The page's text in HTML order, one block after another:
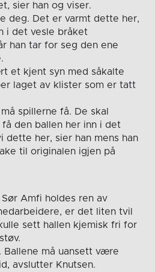
sier han og viser.
deg. Det er varmt dette her,
i det vesle bråket
han tar for seg den ene
et kjent syn med såkalte
laget av klister som er tatt
spillerne få. De skal
den ballen her inn i det
dette her, sier han mens han
til originalen igjen på
Amfi holdes ren av
er det liten tvil
sett hallen kjemisk fri for
Ballene må uansett være
avslutter Knutsen.